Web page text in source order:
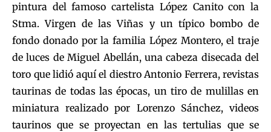
pintura del famoso cartelista López Canito con la
Stma. Virgen de las Viñas y un típico bombo de
fondo donado por la familia López Montero, el traje
de luces de Miguel Abellán, una cabeza disecada del
toro que lidió aquí el diestro Antonio Ferrera, revistas
taurinas de todas las épocas, un tiro de mulillas en
miniatura realizado por Lorenzo Sánchez, videos
taurinos que se proyectan en las tertulias que se